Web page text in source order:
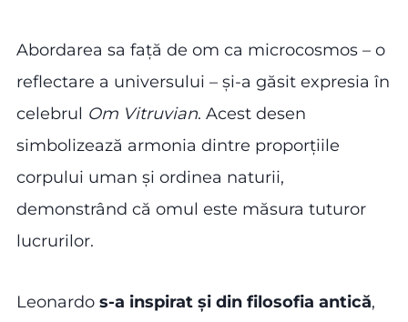
Abordarea sa față de om ca microcosmos – o
reflectare a universului – și-a găsit expresia în
celebrul Om Vitruvian. Acest desen
simbolizează armonia dintre proporțiile
corpului uman și ordinea naturii,
demonstrând că omul este măsura tuturor
lucrurilor.
Leonardo s-a inspirat și din filosofia antică,